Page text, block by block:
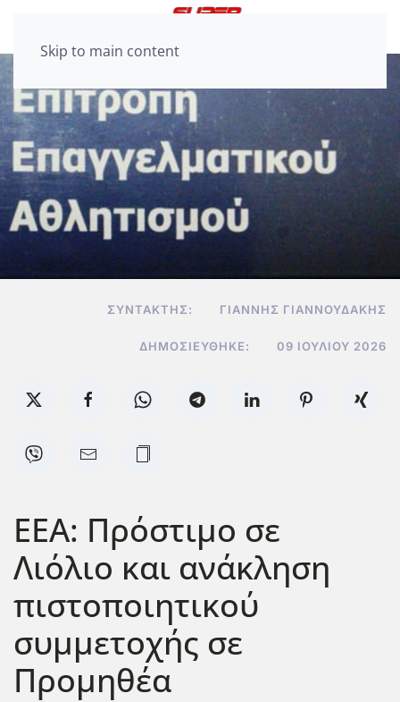
Skip to main content
ΣΥΝΤΆΚΤΗΣ: ΓΙΆΝΝΗΣ ΓΙΑΝΝΟΥΔΆΚΗΣ
ΔΗΜΟΣΙΕΎΘΗΚΕ: 09 ΙΟΥΛΊΟΥ 2026
ΕΕΑ: Πρόστιμο σε
Λιόλιο και ανάκληση
πιστοποιητικού
συμμετοχής σε
Προμηθέα